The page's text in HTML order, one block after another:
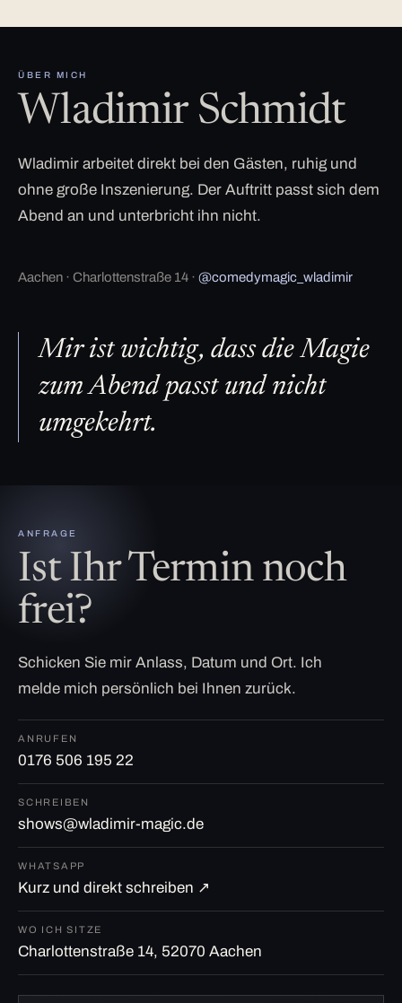
ÜBER MICH
Wladimir Schmidt
Wladimir arbeitet direkt bei den Gästen, ruhig und
ohne große Inszenierung. Der Auftritt passt sich dem
Abend an und unterbricht ihn nicht.
Aachen · Charlottenstraße 14 · @comedymagic_wladimir
Mir ist wichtig, dass die Magie
zum Abend passt und nicht
umgekehrt.
ANFRAGE
Ist Ihr Termin noch
frei?
Schicken Sie mir Anlass, Datum und Ort. Ich
melde mich persönlich bei Ihnen zurück.
ANRUFEN
0176 506 195 22
SCHREIBEN
shows@wladimir-magic.de
WHATSAPP
Kurz und direkt schreiben ↗
WO ICH SITZE
Charlottenstraße 14, 52070 Aachen